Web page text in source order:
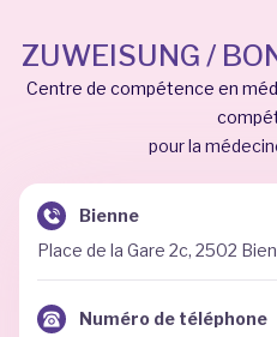
ZUWEISUNG /
Centre de compétence en
pour la
Bienne
Place de la Gare 2c, 2502
Numéro de téléphone